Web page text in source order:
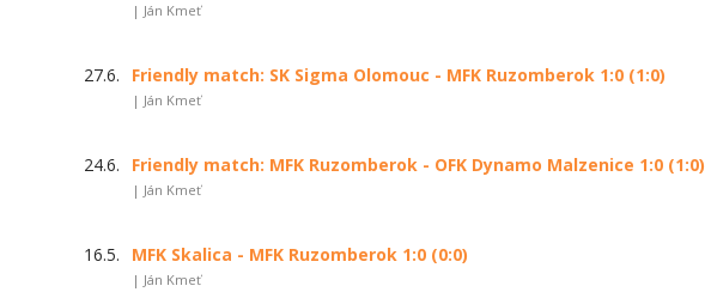
| Ján Kmeť
27.6. Friendly match: SK Sigma Olomouc - MFK Ruzomberok 1:0 (1:0)
| Ján Kmeť
24.6. Friendly match: MFK Ruzomberok - OFK Dynamo Malzenice 1:0 (1:0)
| Ján Kmeť
16.5. MFK Skalica - MFK Ruzomberok 1:0 (0:0)
| Ján Kmeť